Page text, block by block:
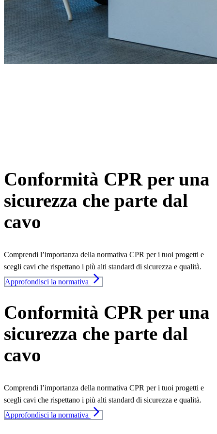
Conformità CPR per una
sicurezza che parte dal
cavo
Comprendi l’importanza della normativa CPR per i tuoi progetti e
scegli cavi che rispettano i più alti standard di sicurezza e qualità.
Approfondisci la normativa arrow_forward_ios
Conformità CPR per una
sicurezza che parte dal
cavo
Comprendi l’importanza della normativa CPR per i tuoi progetti e
scegli cavi che rispettano i più alti standard di sicurezza e qualità.
Approfondisci la normativa arrow_forward_ios